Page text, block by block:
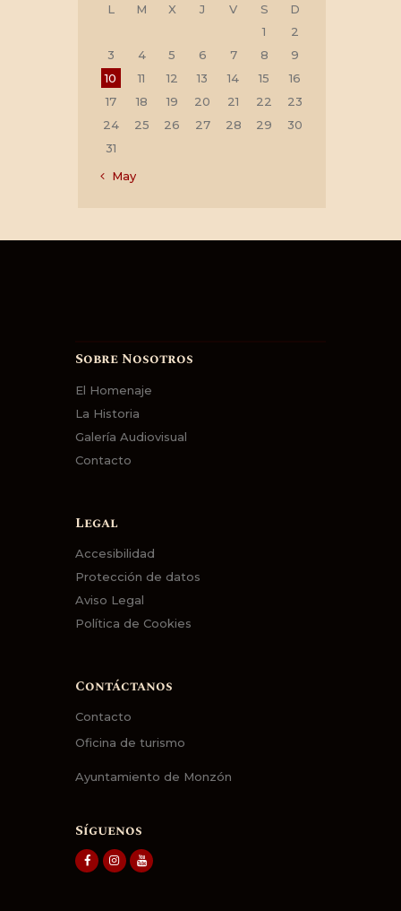
L
M X J V S
D
1
2
3
4 5 6 7 8
9
10
11 12 13 14 15
16
17
18 19 20 21 22
23
24
25 26 27 28 29
30
31
« May
Sobre Nosotros
El Homenaje
La Historia
Galería Audiovisual
Contacto
Legal
Accesibilidad
Protección de datos
Aviso Legal
Política de Cookies
Contáctanos
Contacto
Oficina de turismo
Ayuntamiento de Monzón
Síguenos